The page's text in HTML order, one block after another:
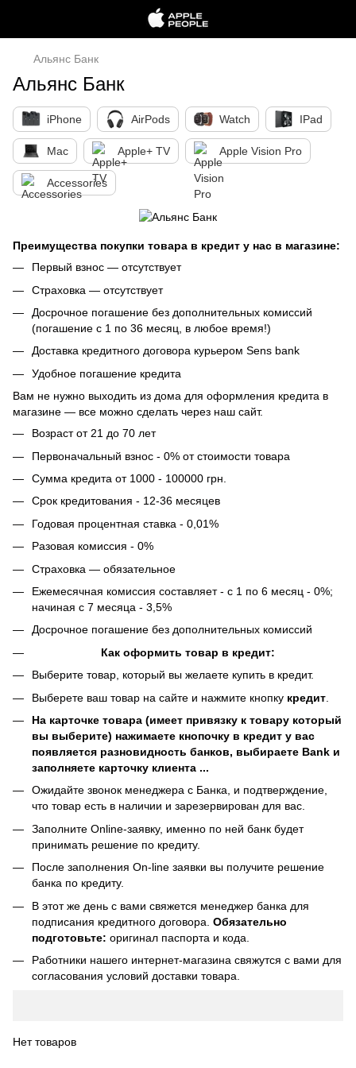
Aльянс Банк
Aльянс Банк
iPhone AirPods Watch IPad
Mac Apple+ TV Apple Vision Pro
Accessories
Преимущества покупки товара в кредит у нас в магазине:
Первый взнос — отсутствует
Страховка — отсутствует
Досрочное погашение без дополнительных комиссий
(погашение с 1 по 36 месяц, в любое время!)
Доставка кредитного договора курьером Sens bank
Удобное погашение кредита
Вам не нужно выходить из дома для оформления кредита в
магазине — все можно сделать через наш сайт.
Возраст от 21 до 70 лет
Первоначальный взнос - 0% от стоимости товара
Сумма кредита от 1000 - 100000 грн.
Срок кредитования - 12-36 месяцев
Годовая процентная ставка - 0,01%
Разовая комиссия - 0%
Страховка — обязательное
Ежемесячная комиссия составляет - с 1 по 6 месяц - 0%;
начиная с 7 месяца - 3,5%
Досрочное погашение без дополнительных комиссий
Как оформить товар в кредит:
Выберите товар, который вы желаете купить в кредит.
Выберете ваш товар на сайте и нажмите кнопку кредит
На карточке товара (имеет привязку к товару который
вы выберите) нажимаете кнопочку в кредит у вас
появляется разновидность банков, выбираете Bank и
заполняете карточку клиента ...
Ожидайте звонок менеджера с Банка, и подтверждение,
что товар есть в наличии и зарезервирован для вас.
Заполните Online-заявку, именно по ней банк будет
принимать решение по кредиту.
После заполнения On-line заявки вы получите решение
банка по кредиту.
В этот же день с вами свяжется менеджер банка для
подписания кредитного договора. Обязательно
подготовьте: оригинал паспорта и кода.
Работники нашего интернет-магазина свяжутся с вами для
согласования условий доставки товара.
Нет товаров